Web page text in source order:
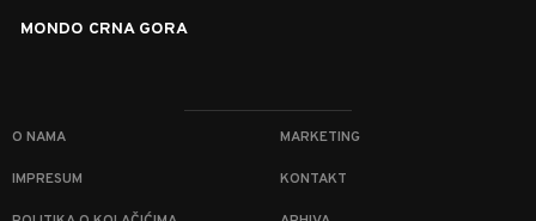
MONDO CRNA GORA
O NAMA MARKETING
IMPRESUM KONTAKT